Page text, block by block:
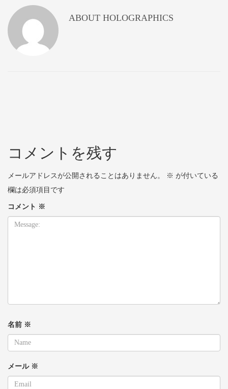
ABOUT HOLOGRAPHICS
コメントを残す
メールアドレスが公開されることはありません。 ※ が付いている
欄は必須項目です
コメント ※
名前 ※
メール ※